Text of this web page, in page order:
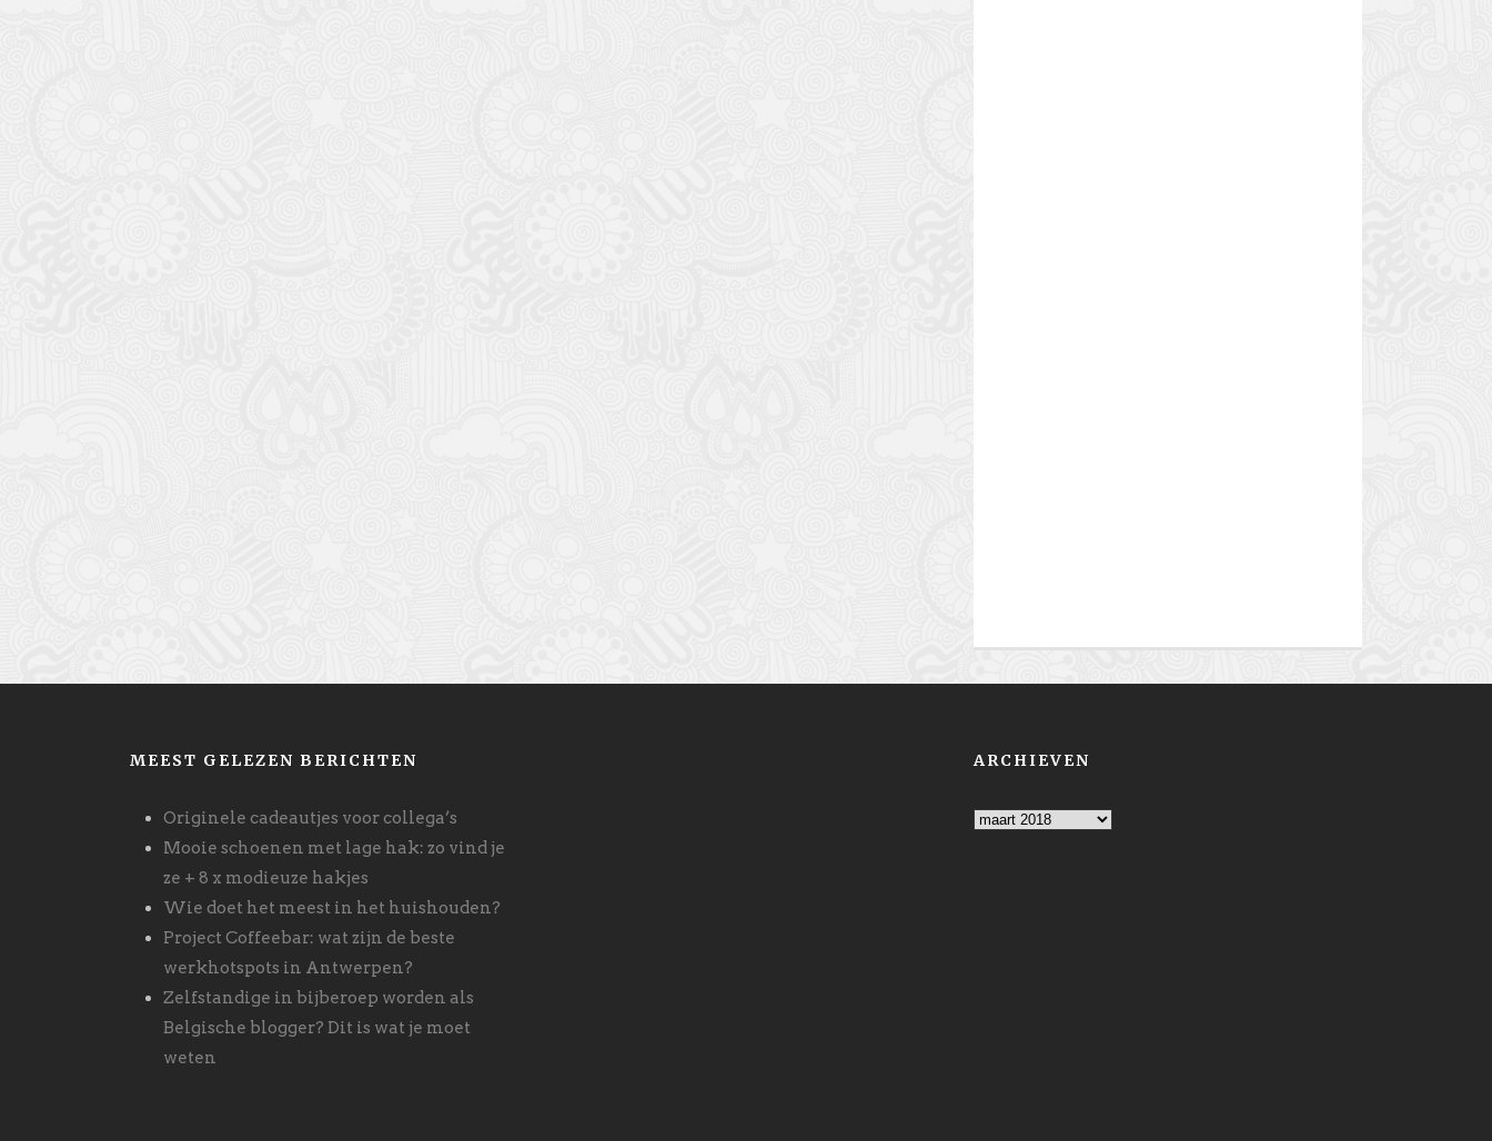
MEEST GELEZEN BERICHTEN
Originele cadeautjes voor collega’s
Mooie schoenen met lage hak: zo vind je
ze + 8 x modieuze hakjes
Wie doet het meest in het huishouden?
Project Coffeebar: wat zijn de beste
werkhotspots in Antwerpen?
Zelfstandige in bijberoep worden als
Belgische blogger? Dit is wat je moet
weten
ARCHIEVEN
Archieven